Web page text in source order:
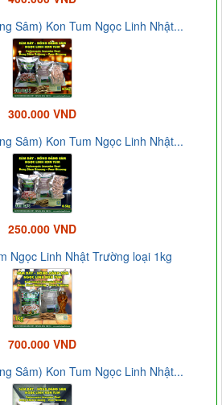
Sâm) Kon Tum Ngọc Linh Nhật...
300.000 VND
Sâm) Kon Tum Ngọc Linh Nhật...
250.000 VND
Ngọc Linh Nhật Trường loại 1kg
700.000 VND
Sâm) Kon Tum Ngọc Linh Nhật...